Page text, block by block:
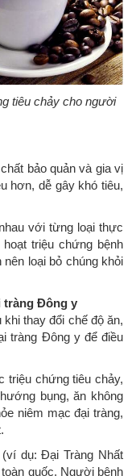
tiêu chảy cho người
bảo quản và gia vị
hơn, dễ gây khó tiêu,
với từng loại thực
triệu chứng bệnh
loại bỏ chúng khỏi
tràng Đông y
thay đổi chế độ ăn,
tràng Đông y để điều
triệu chứng tiêu chảy,
bụng, ăn không
niêm mạc đại tràng,
dụ: Đại Tràng Nhất
quốc. Người bệnh